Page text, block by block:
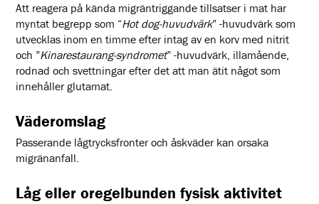
Att reagera på kända migräntriggande tillsatser i mat har
myntat begrepp som “Hot dog-huvudvärk” -huvudvärk som
utvecklas inom en timme efter intag av en korv med nitrit
och ”Kinarestaurang-syndromet” -huvudvärk, illamående,
rodnad och svettningar efter det att man ätit något som
innehåller glutamat.
Väderomslag
Passerande lågtrycksfronter och åskväder kan orsaka
migränanfall.
Låg eller oregelbunden fysisk aktivitet